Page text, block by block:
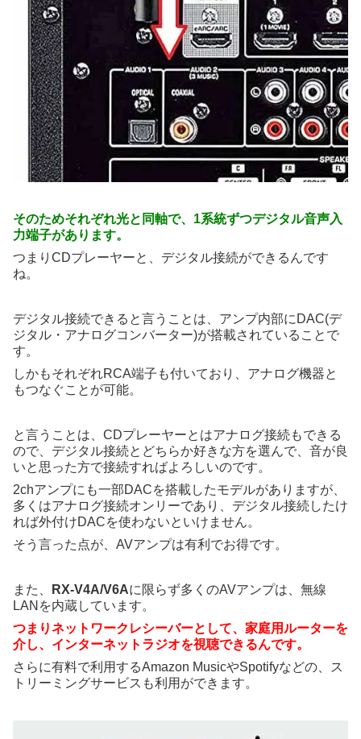
そのためそれぞれ光と同軸で、1系統ずつデジタル音声入
力端子があります。
つまりCDプレーヤーと、デジタル接続ができるんです
ね。
デジタル接続できると言うことは、アンプ内部にDAC(デ
ジタル・アナログコンバーター)が搭載されていることで
す。
しかもそれぞれRCA端子も付いており、アナログ機器と
もつなぐことが可能。
と言うことは、CDプレーヤーとはアナログ接続もできる
ので、デジタル接続とどちらか好きな方を選んで、音が良
いと思った方で接続すればよろしいのです。
2chアンプにも一部DACを搭載したモデルがありますが、
多くはアナログ接続オンリーであり、デジタル接続したけ
れば外付けDACを使わないといけません。
そう言った点が、AVアンプは有利でお得です。
また、 RX-V4A/V6Aに限らず多くのAVアンプは、無線
LANを内蔵しています。
つまりネットワークレシーバーとして、家庭用ルーターを
介し、インターネットラジオを視聴できるんです。
さらに有料で利用するAmazon MusicやSpotifyなどの、ス
トリーミングサービスも利用ができます。